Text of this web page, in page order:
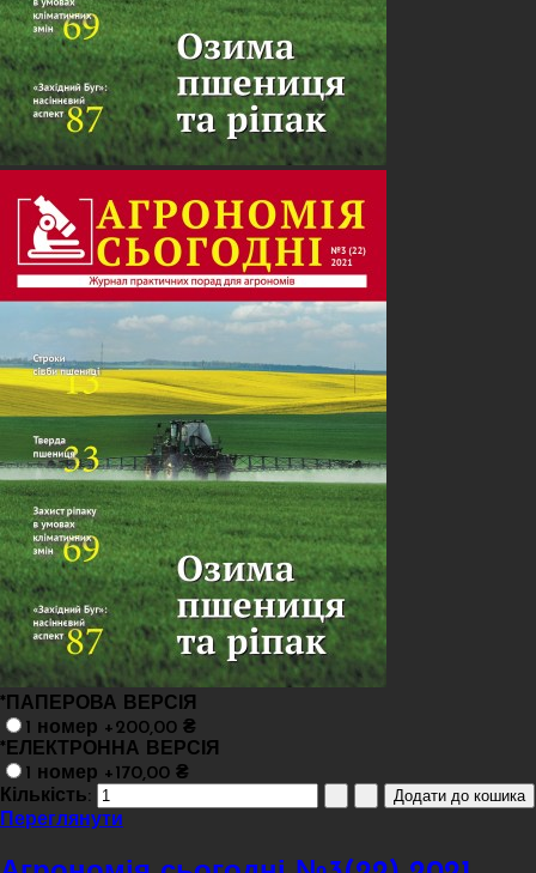
* ПАПЕРОВА ВЕРСІЯ
1 номер +200,00 ₴
* ЕЛЕКТРОННА ВЕРСІЯ
1 номер +170,00 ₴
Кількість:
Переглянути